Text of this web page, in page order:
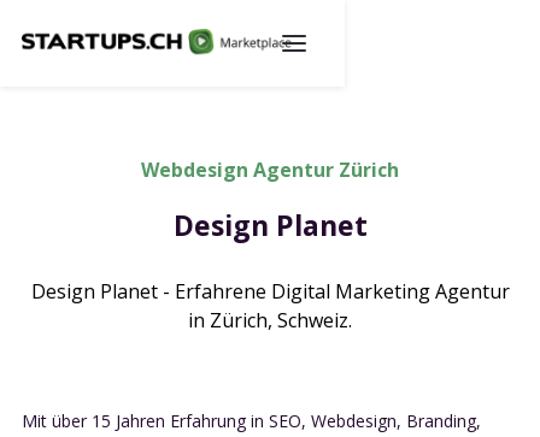
Webdesign Agentur Zürich
Design Planet
Design Planet - Erfahrene Digital Marketing Agentur
in Zürich, Schweiz.
Mit über 15 Jahren Erfahrung in SEO, Webdesign, Branding,